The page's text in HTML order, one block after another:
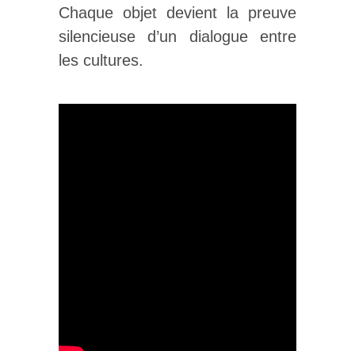
Chaque objet devient la preuve
silencieuse d’un dialogue entre
les cultures.